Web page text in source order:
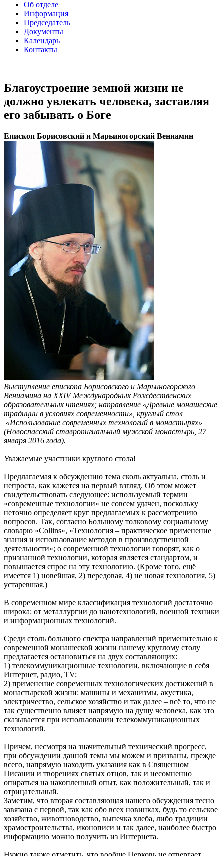
Об отделе
Информация
Председатель
Документы
Календарь
Контакты
Благоустроение земной жизни не
должно увлекать человека, заставляя
его забывать о Боге
Епископ Борисовский и Марьиногорский Вениамин
Выступление епископа Борисовского и Марьиногорского
Вениамина на XXIV Международных Рождественских
образовательных чтениях; направление «Древние монашеские
традиции в условиях современности», круглый стол
«Использование современных технологий в монастырях»
(Новоспасский ставропигиальный мужской монастырь, 27
января 2016 года).
Уважаемые участники круглого стола!
Предлагаемая к обсуждению тема сколь актуальна, столь и
непроста, как кажется на первый взгляд. Об этом может
свидетельствовать следующее: используемый термин
«современные технологии» не совсем удачен, поскольку
неточно определяет круг предлагаемых к рассмотрению
вопросов. Так, согласно Большому толковому социальному
словарю «Collins», «Технология – практическое применение
знания и использование методов в производственной
деятельности»; о современной технологии говорят, как о
признанной технологии, которая является стандартом, и
повышается спрос на эту технологию. (Кроме того, ещё
имеется 1) новейшая, 2) передовая, 4) не новая технология, 5)
устаревшая.)
В современном мире классификация технологий достаточно
широка: от металлургии до нанотехнологий, военной техники
и информационных технологий.
Среди столь большого спектра направлений применительно к
современной монашеской жизни нашему круглому столу
предлагается остановиться на двух составляющих:
1) телекоммуникационные технологии, включающие в себя
Интернет, радио, TV;
2) применение современных технологических достижений в
монастырской жизни: машины и механизмы, акустика,
электричество, сельское хозяйство и так далее – всё то, что не
так существенно влияет напрямую на душу человека, как это
сказывается при использовании телекоммуникационных
технологий.
Причем, несмотря на значительный технический прогресс,
при обсуждении данной темы мы можем и призваны, прежде
всего, напрямую находить указания как в Священном
Писании и творениях святых отцов, так и несомненно
опираться на накопленный опыт, как положительный, так и
отрицательный.
Заметим, что вторая составляющая нашего обсуждения тесно
завязана с первой, так как обо всех новинках, будь то сельское
хозяйство, животноводство, выпечка хлеба, либо традиции
храмостроительства, иконописи и так далее, наиболее быстро
информацию можно получить из Интернета.